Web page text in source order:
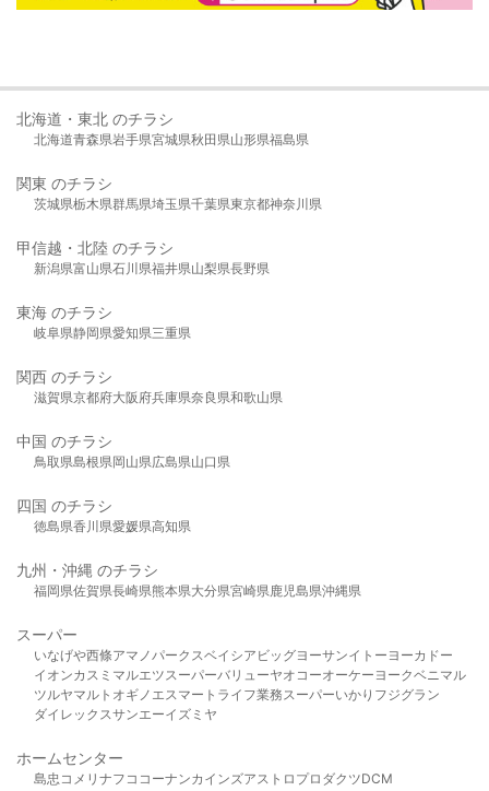
北海道・東北 のチラシ
北海道青森県岩手県宮城県秋田県山形県福島県
関東 のチラシ
茨城県栃木県群馬県埼玉県千葉県東京都神奈川県
甲信越・北陸 のチラシ
新潟県富山県石川県福井県山梨県長野県
東海 のチラシ
岐阜県静岡県愛知県三重県
関西 のチラシ
滋賀県京都府大阪府兵庫県奈良県和歌山県
中国 のチラシ
鳥取県島根県岡山県広島県山口県
四国 のチラシ
徳島県香川県愛媛県高知県
九州・沖縄 のチラシ
福岡県佐賀県長崎県熊本県大分県宮崎県鹿児島県沖縄県
スーパー
いなげや西條アマノパークスベイシア ビッグヨーサンイトーヨーカドー
イオンカスミ マルエツスーパーバリューヤオコーオーケー ヨークベニマル
ツルヤマルト オギノ エスマート ライフ業務スーパーいかり フジグラン
ダイレックスサンエーイズミヤ
ホームセンター
島忠 コメリ ナフコ コーナンカインズアストロプロダクツDCM